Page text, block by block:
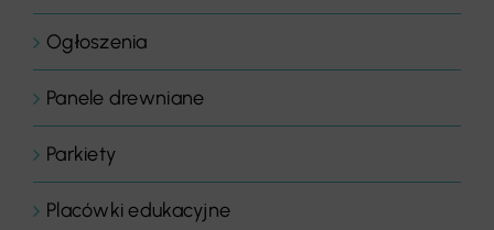
Ogłoszenia
Panele drewniane
Parkiety
Placówki edukacyjne